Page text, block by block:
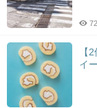
【
イ